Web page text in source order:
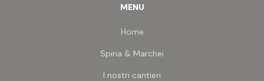
MENU
Home
Spina & Marchei
I nostri cantieri